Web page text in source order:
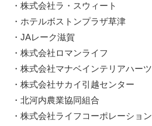
・株式会社ラ・スウィート
・ホテルボストンプラザ草津
・JAレーク滋賀
・株式会社ロマンライフ
・株式会社マナベインテリアハーツ
・株式会社サカイ引越センター
・北河内農業協同組合
・株式会社ライフコーポレーション